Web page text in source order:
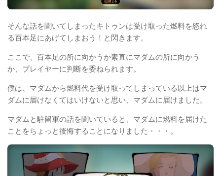
そんな話を聞いてしまったキトゥンは受け取った燃料を怒れ
る百本足にあげてしまおう！と閃きます。
ここで、百本足の所に向かうか素直にマダムの所に向かう
か、プレイヤーに判断を委ねられます。
僕は、マダムから燃料代を受け取ってしまっている以上はマ
ダムに届けなくてはいけないと思い、マダムに届けました。
マダムと駐留軍の話を聞いていると、マダムに燃料を届けた
ことをちょっと後悔することになりました・・・。